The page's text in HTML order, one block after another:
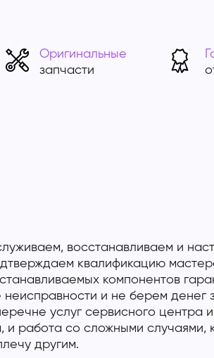
Оригинальные
запчасти
восстанавливаем и
квалификацию
компонентов
и не берем денег
услуг сервисного центра
и работа со сложными случаями,
другим.